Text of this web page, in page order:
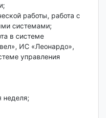
работы, работа с
системами;
в системе
ИС «Леонардо»,
управления
неделя;